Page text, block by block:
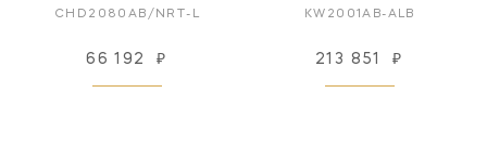
CHD2080AB/NRT-L
66 192 ₽
KW2001AB-ALB
213 851 ₽